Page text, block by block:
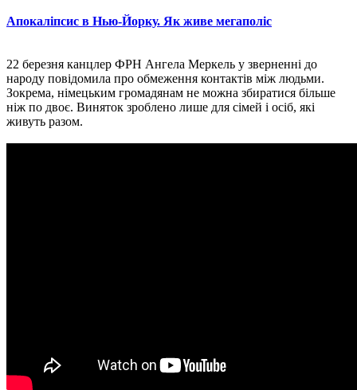
Апокаліпсис в Нью-Йорку. Як живе мегаполіс
22 березня канцлер ФРН Ангела Меркель у зверненні до
народу повідомила про обмеження контактів між людьми.
Зокрема, німецьким громадянам не можна збиратися більше
ніж по двоє. Виняток зроблено лише для сімей і осіб, які
живуть разом.